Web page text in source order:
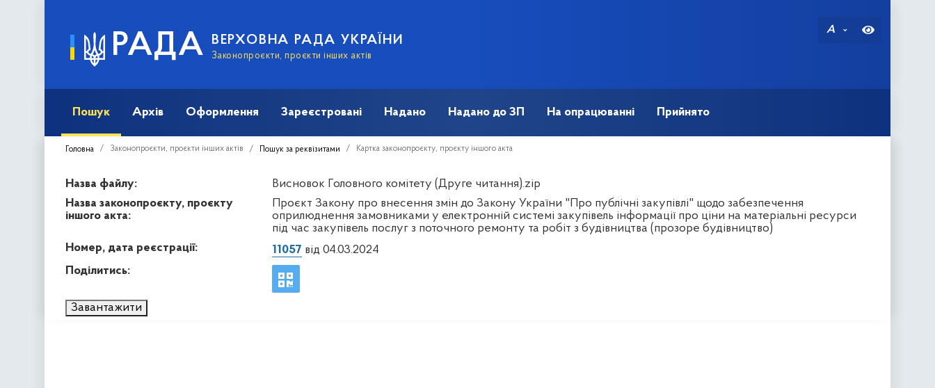
РАДА ВЕРХОВНА РАДА УКРАЇНИ
Законопроєкти, проєкти інших актів
A
Пошук Архів Оформлення Зареєстровані Надано Надано до ЗП На опрацюванні Прийнято
Головна Законопроєкти, проєкти інших актів Пошук за реквізитами Картка законопроєкту, проєкту іншого акта
Назва файлу:
Висновок Головного комітету (Друге читання).zip
Назва законопроєкту, проєкту
іншого акта:
Проєкт Закону про внесення змін до Закону України "Про публічні закупівлі" щодо забезпечення
оприлюднення замовниками у електронній системі закупівель інформації про ціни на матеріальні ресурси
під час закупівель послуг з поточного ремонту та робіт з будівництва (прозоре будівництво)
Номер, дата реєстрації:
11057 від 04.03.2024
Поділитись:
Завантажити